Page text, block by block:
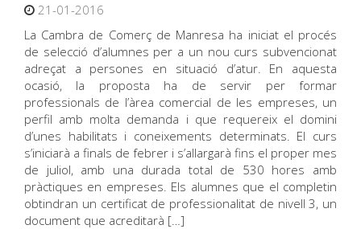
21-01-2016
La Cambra de Comerç de Manresa ha iniciat el procés
de selecció d’alumnes per a un nou curs subvencionat
adreçat a persones en situació d’atur. En aquesta
ocasió, la proposta ha de servir per formar
professionals de l’àrea comercial de les empreses, un
perfil amb molta demanda i que requereix el domini
d’unes habilitats i coneixements determinats. El curs
s’iniciarà a finals de febrer i s’allargarà fins el proper mes
de juliol, amb una durada total de 530 hores amb
pràctiques en empreses. Els alumnes que el completin
obtindran un certificat de professionalitat de nivell 3, un
document que acreditarà […]